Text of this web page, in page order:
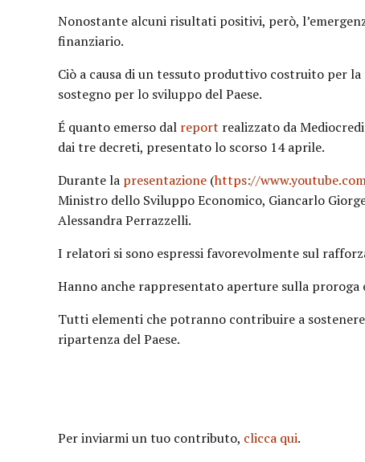
Nonostante alcuni risultati positivi, però,
finanziario.
Ciò a causa di un tessuto produttivo costruito per
sostegno per lo sviluppo del Paese.
É quanto emerso dal report realizzato da
dai tre decreti, presentato lo scorso 14 aprile.
Durante la presentazione (https://
Ministro dello Sviluppo Economico, Giancarlo
Alessandra Perrazzelli.
I relatori si sono espressi favorevolmente sul
Hanno anche rappresentato aperture sulla
Tutti elementi che potranno contribuire a
ripartenza del Paese.
Per inviarmi un tuo contributo, clicca qui.